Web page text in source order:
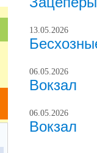
13.05.2026
06.05.2026
Вокзал
06.05.2026
Вокзал